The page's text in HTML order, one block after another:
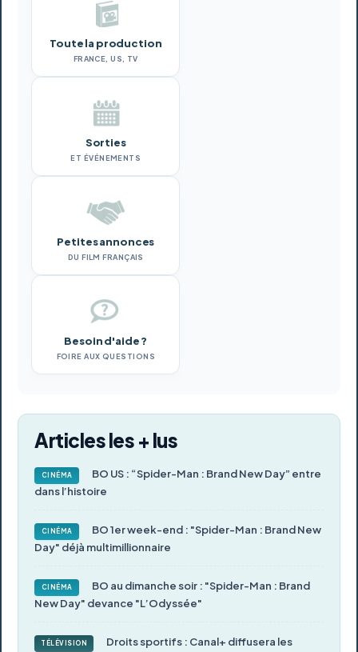
Toute la production
FRANCE, US, TV
Sorties
ET ÉVÉNEMENTS
Petites annonces
DU FILM FRANÇAIS
Besoin d'aide ?
FOIRE AUX QUESTIONS
Articles les + lus
CINÉMA
BO US : “Spider-Man : Brand New Day” entre
dans l’histoire
CINÉMA
BO 1er week-end : "Spider-Man : Brand New
Day" déjà multimillionnaire
CINÉMA
BO au dimanche soir : "Spider-Man : Brand
New Day" devance "L’Odyssée"
TÉLÉVISION
Droits sportifs : Canal+ diffusera les